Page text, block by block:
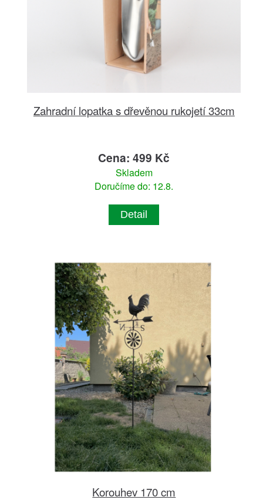
Zahradní lopatka s dřevěnou rukojetí 33cm
Cena: 499 Kč
Skladem
Doručíme do: 12.8.
Detail
Korouhev 170 cm